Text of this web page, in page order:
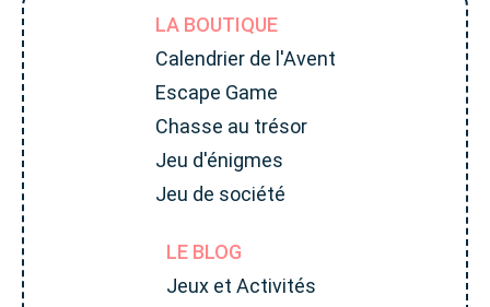
LA BOUTIQUE
Calendrier de l'Avent
Escape Game
Chasse au trésor
Jeu d'énigmes
Jeu de société
LE BLOG
Jeux et Activités